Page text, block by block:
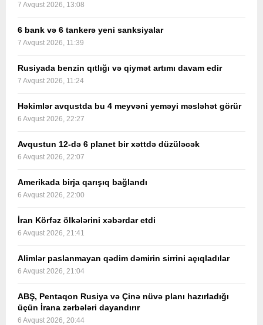
7 Avqust 2026, 13:08
6 bank və 6 tankerə yeni sanksiyalar
7 Avqust 2026, 11:39
Rusiyada benzin qıtlığı və qiymət artımı davam edir
7 Avqust 2026, 11:24
Həkimlər avqustda bu 4 meyvəni yeməyi məsləhət görür
6 Avqust 2026, 22:27
Avqustun 12-də 6 planet bir xəttdə düzüləcək
6 Avqust 2026, 22:07
Amerikada birja qarışıq bağlandı
6 Avqust 2026, 22:00
İran Körfəz ölkələrini xəbərdar etdi
6 Avqust 2026, 21:41
Alimlər paslanmayan qədim dəmirin sirrini açıqladılar
6 Avqust 2026, 21:04
ABŞ, Pentaqon Rusiya və Çinə nüvə planı hazırladığı
üçün İrana zərbələri dayandırır
6 Avqust 2026, 20:44